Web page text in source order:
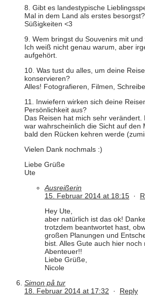
8. Gibt es landestypische
Mal in dem Land als erstes
Süßigkeiten <3
9. Wem bringst du Souvenirs mit und
Ich weiß nicht genau warum, aber
aufgehört.
10. Was tust du alles, um deine
konservieren?
Alles! Fotografieren, Filmen,
11. Inwiefern wirken sich deine
Persönlichkeit aus?
Das Reisen hat mich sehr
war wahrscheinlich die Sicht auf den
bald den Rücken kehren werde
Vielen Dank nochmals :)
Liebe Grüße
Ute
Ausreißerin
15. Februar 2014 at 18:15 ·
Hey Ute,
aber natürlich ist das ok!
trotzdem beantwortet hast,
großen Planungen und
bist. Alles Gute auch hier
Abenteuer!!
Liebe Grüße,
Nicole
Simon på tur
18. Februar 2014 at 17:32 · Reply